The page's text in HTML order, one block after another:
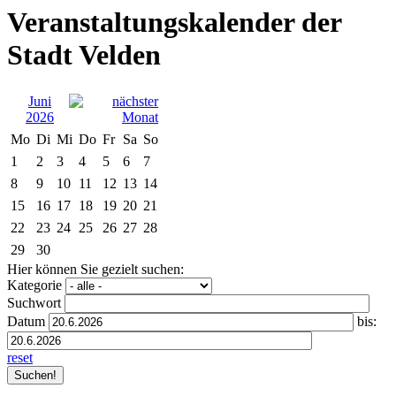
Veranstaltungskalender der
Stadt Velden
Juni
2026
Mo Di Mi Do Fr Sa So
1
2 3 4 5 6
7
8
9 10 11 12 13 14
15
16 17 18 19 20 21
22
23 24 25 26 27 28
29
30
Hier können Sie gezielt suchen:
Kategorie
Suchwort
Datum
bis:
reset